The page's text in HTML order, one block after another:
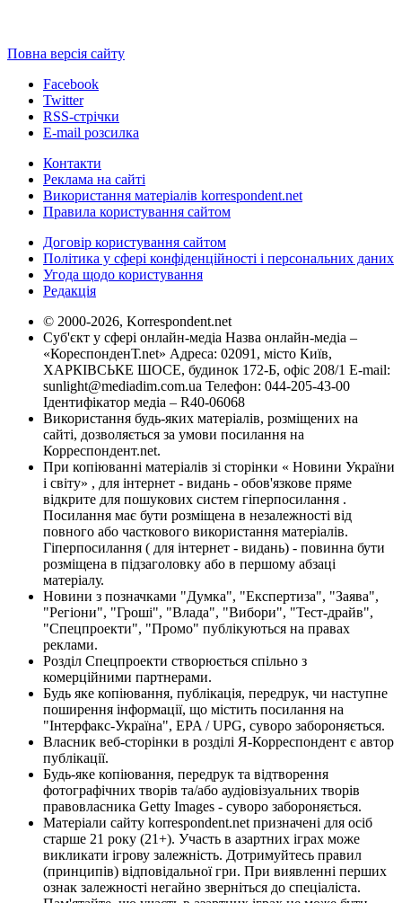
Повна версія сайту
Facebook
Twitter
RSS-стрічки
E-mail розсилка
Контакти
Реклама на сайті
Використання матеріалів korrespondent.net
Правила користування сайтом
Договір користування сайтом
Політика у сфері конфіденційності і персональних даних
Угода щодо користування
Редакція
© 2000-2026, Korrespondent.net
Суб'єкт у сфері онлайн-медіа Назва онлайн-медіа –
«КореспонденТ.net» Адреса: 02091, місто Київ,
ХАРКІВСЬКЕ ШОСЕ, будинок 172-Б, офіс 208/1 E-mail:
sunlight@mediadim.com.ua Телефон: 044-205-43-00
Ідентифікатор медіа – R40-06068
Використання будь-яких матеріалів, розміщених на
сайті, дозволяється за умови посилання на
Корреспондент.net.
При копіюванні матеріалів зі сторінки « Новини України
і світу» , для інтернет - видань - обов'язкове пряме
відкрите для пошукових систем гіперпосилання .
Посилання має бути розміщена в незалежності від
повного або часткового використання матеріалів.
Гіперпосилання ( для інтернет - видань) - повинна бути
розміщена в підзаголовку або в першому абзаці
матеріалу.
Новини з позначками "Думка", "Експертиза", "Заява",
"Регіони", "Гроші", "Влада", "Вибори", "Тест-драйв",
"Спецпроекти", "Промо" публікуються на правах
реклами.
Розділ Спецпроекти створюється спільно з
комерційними партнерами.
Будь яке копіювання, публікація, передрук, чи наступне
поширення інформації, що містить посилання на
"Інтерфакс-Україна", EPA / UPG, суворо забороняється.
Власник веб-сторінки в розділі Я-Корреспондент є автор
публікації.
Будь-яке копіювання, передрук та відтворення
фотографічних творів та/або аудіовізуальних творів
правовласника Getty Images - суворо забороняється.
Матеріали сайту korrespondent.net призначені для осіб
старше 21 року (21+). Участь в азартних іграх може
викликати ігрову залежність. Дотримуйтесь правил
(принципів) відповідальної гри. При виявленні перших
ознак залежності негайно зверніться до спеціаліста.